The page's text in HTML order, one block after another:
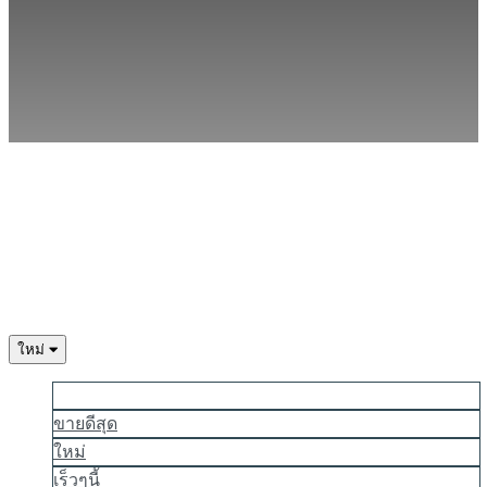
TR
UK
ใหม่
ขายดีสุด
ใหม่
เร็วๆนี้